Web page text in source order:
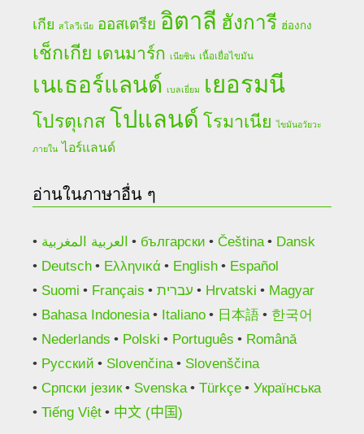
เกีย สโลวีเนีย ออสเตรีย อิตาลี ฮังการี ฮ่องกง
เช็กเกีย เดนมาร์ก เนียซิน เนื้อเยื่อไขมัน
เนเธอร์แลนด์ เบลเยี่ยม เยอรมนี
โปรตุเกสโปแลนด์ โรมาเนีย ไขมันอวัยวะ
ภายใน ไอร์แลนด์
อ่านในภาษาอื่น ๆ
العربية المغربية български Čeština
Dansk
Deutsch
Ελληνικά English
Español
Suomi
Français עברית Hrvatski
Magyar
Bahasa Indonesia
Italiano 日本語
한국어
Nederlands
Polski Português
Română
Русский
Slovenčina
Slovenščina
Српски језик
Svenska Türkçe
Українська
Tiếng Việt
中文 (中国)